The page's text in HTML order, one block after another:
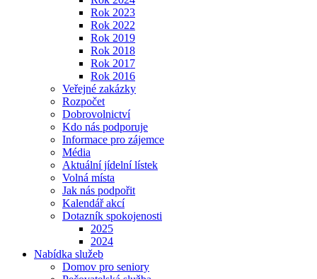
Rok 2023
Rok 2022
Rok 2019
Rok 2018
Rok 2017
Rok 2016
Veřejné zakázky
Rozpočet
Dobrovolnictví
Kdo nás podporuje
Informace pro zájemce
Média
Aktuální jídelní lístek
Volná místa
Jak nás podpořit
Kalendář akcí
Dotazník spokojenosti
2025
2024
Nabídka služeb
Domov pro seniory